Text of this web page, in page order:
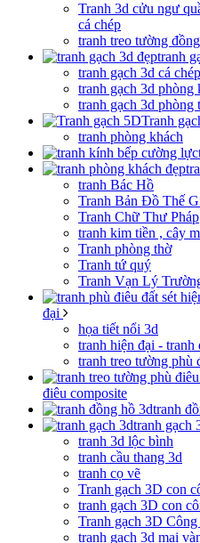
Tranh 3d cửu ngư
cá chép
tranh treo tường
tranh
tranh gạch 3d cá chép
tranh gạch 3d phòng
tranh gạch 3d phòng
Tranh
tranh phòng khách
tranh Bác Hồ
Tranh Bản Đồ Thế
Tranh Chữ Thư Pháp
tranh kim tiền , cây
Tranh phòng thờ
Tranh tứ quý
Tranh Vạn Lý
đại
họa tiết nổi 3d
tranh hiện đại - tranh
tranh treo tường phù
điêu composite
tranh
tranh gạch
tranh 3d lộc bình
tranh cầu thang 3d
tranh cọ vẽ
Tranh gạch 3D con
tranh gạch 3D con
Tranh gạch 3D Công
tranh gạch 3d mai